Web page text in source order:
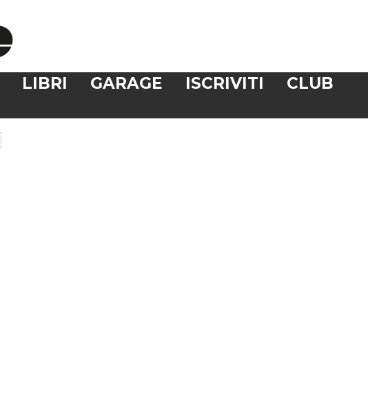
LIBRI GARAGE ISCRIVITI
CLUB